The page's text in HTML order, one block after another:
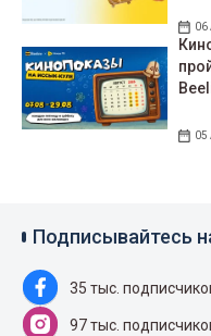
06
05
Подписывайтесь
35 тыс.
97 тыс.